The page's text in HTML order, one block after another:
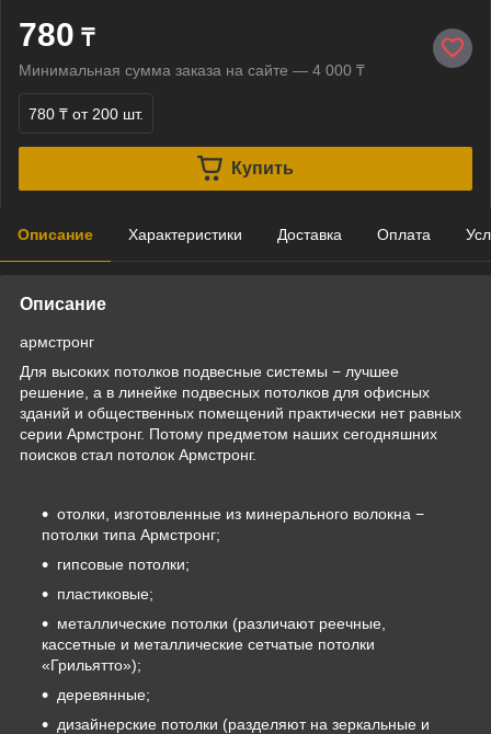
780 ₸
Минимальная сумма заказа на сайте — 4 000 ₸
780 ₸ от 200 шт.
Купить
Описание Характеристики Доставка Оплата
Описание
армстронг
Для высоких потолков подвесные системы − лучшее
решение, а в линейке подвесных потолков для офисных
зданий и общественных помещений практически нет равных
серии Армстронг. Потому предметом наших сегодняшних
поисков стал потолок Армстронг.
отолки, изготовленные из минерального волокна −
потолки типа Армстронг;
гипсовые потолки;
пластиковые;
металлические потолки (различают реечные,
кассетные и металлические сетчатые потолки
«Грильятто»);
деревянные;
дизайнерские потолки (разделяют на зеркальные и